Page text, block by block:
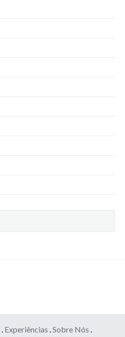
. Experiências .Sobre Nós .